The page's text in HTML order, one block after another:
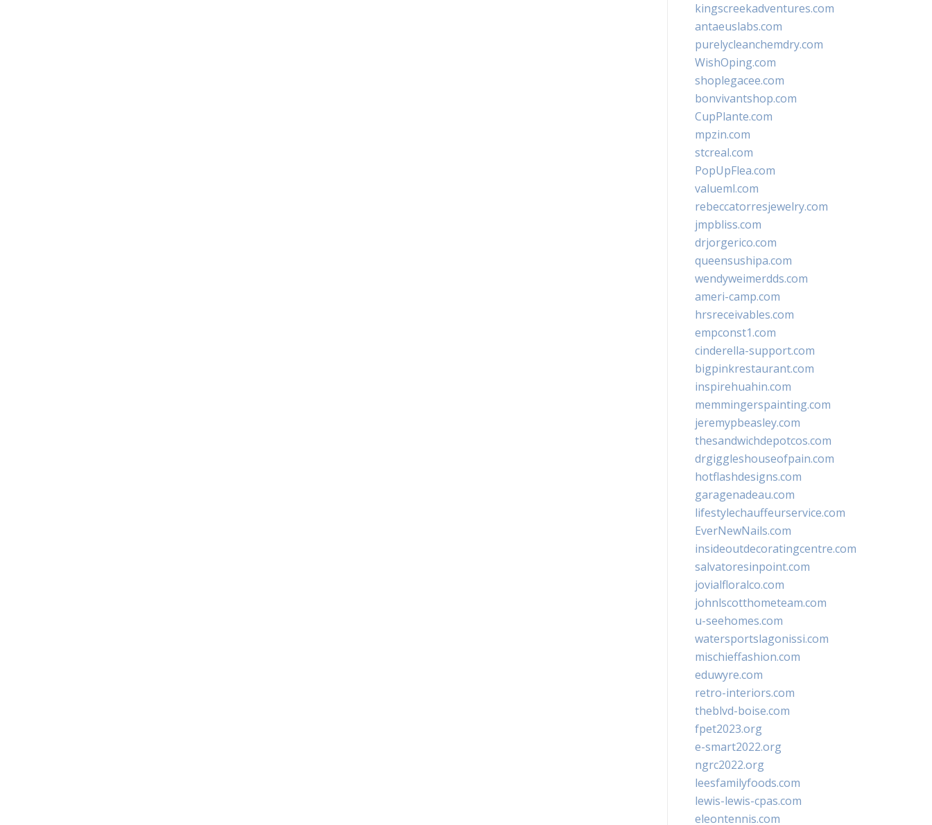
kingscreekadventures.com
antaeuslabs.com
purelycleanchemdry.com
WishOping.com
shoplegacee.com
bonvivantshop.com
CupPlante.com
mpzin.com
stcreal.com
PopUpFlea.com
valueml.com
rebeccatorresjewelry.com
jmpbliss.com
drjorgerico.com
queensushipa.com
wendyweimerdds.com
ameri-camp.com
hrsreceivables.com
empconst1.com
cinderella-support.com
bigpinkrestaurant.com
inspirehuahin.com
memmingerspainting.com
jeremypbeasley.com
thesandwichdepotcos.com
drgiggleshouseofpain.com
hotflashdesigns.com
garagenadeau.com
lifestylechauffeurservice.com
EverNewNails.com
insideoutdecoratingcentre.com
salvatoresinpoint.com
jovialfloralco.com
johnlscotthometeam.com
u-seehomes.com
watersportslagonissi.com
mischieffashion.com
eduwyre.com
retro-interiors.com
theblvd-boise.com
fpet2023.org
e-smart2022.org
ngrc2022.org
leesfamilyfoods.com
lewis-lewis-cpas.com
eleontennis.com